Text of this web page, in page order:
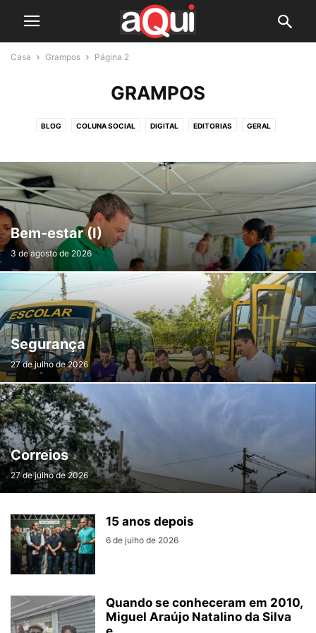
Casa Grampos Página 2
GRAMPOS
BLOG COLUNA SOCIAL DIGITAL EDITORIAS GERAL
Bem-estar (I)
3 de agosto de 2026
Segurança
27 de julho de 2026
Correios
27 de julho de 2026
15 anos depois
6 de julho de 2026
Quando se conheceram em 2010,
Miguel Araújo Natalino da Silva